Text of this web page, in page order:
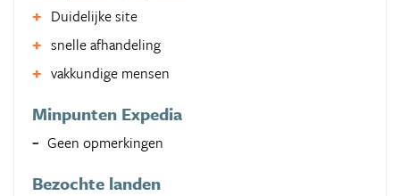
Duidelijke site
snelle afhandeling
vakkundige mensen
Minpunten Expedia
Geen opmerkingen
Bezochte landen